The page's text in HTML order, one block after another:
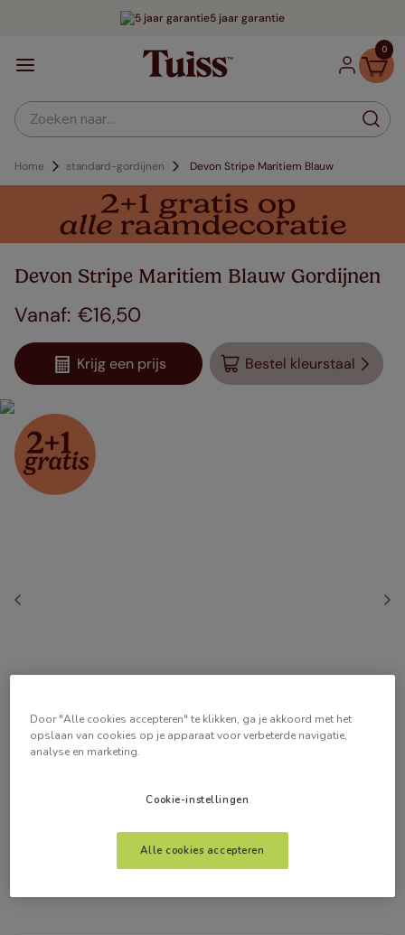
5 jaar garantie
0
Zoeken naar...
Home standard-gordijnen Devon Stripe Maritiem Blauw
Devon Stripe Maritiem Blauw Gordijnen
€16,50
Krijg een prijs Bestel kleurstaal
Door "Alle cookies accepteren" te klikken, ga je akkoord met het
opslaan van cookies op je apparaat voor verbeterde navigatie,
analyse en marketing.
Cookie-instellingen
Alle cookies accepteren